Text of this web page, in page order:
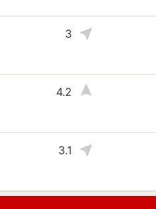
3
4.2
3.1